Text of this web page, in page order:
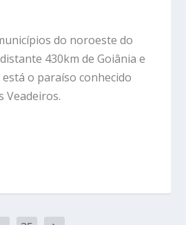
do noroeste do
430km de Goiânia e
o paraíso conhecido
Veadeiros.